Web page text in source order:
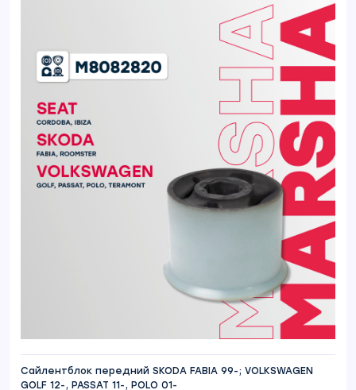
Сайлентблок передний SKODA FABIA 99-; VOLKSWAGEN
GOLF 12-, PASSAT 11-, POLO 01-